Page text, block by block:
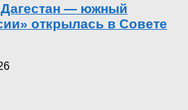
— южный
открылась в Совете